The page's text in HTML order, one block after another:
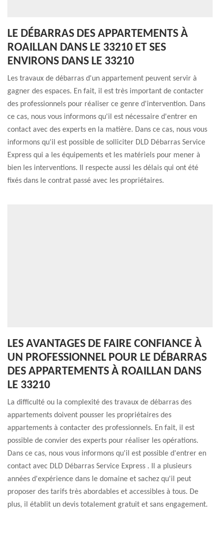
LE DÉBARRAS DES APPARTEMENTS À
ROAILLAN DANS LE 33210 ET SES
ENVIRONS DANS LE 33210
Les travaux de débarras d'un appartement peuvent servir à
gagner des espaces. En fait, il est très important de contacter
des professionnels pour réaliser ce genre d'intervention. Dans
ce cas, nous vous informons qu'il est nécessaire d'entrer en
contact avec des experts en la matière. Dans ce cas, nous vous
informons qu'il est possible de solliciter DLD Débarras Service
Express qui a les équipements et les matériels pour mener à
bien les interventions. Il respecte aussi les délais qui ont été
fixés dans le contrat passé avec les propriétaires.
LES AVANTAGES DE FAIRE CONFIANCE À
UN PROFESSIONNEL POUR LE DÉBARRAS
DES APPARTEMENTS À ROAILLAN DANS
LE 33210
La difficulté ou la complexité des travaux de débarras des
appartements doivent pousser les propriétaires des
appartements à contacter des professionnels. En fait, il est
possible de convier des experts pour réaliser les opérations.
Dans ce cas, nous vous informons qu'il est possible d'entrer en
contact avec DLD Débarras Service Express . Il a plusieurs
années d'expérience dans le domaine et sachez qu'il peut
proposer des tarifs très abordables et accessibles à tous. De
plus, il établit un devis totalement gratuit et sans engagement.